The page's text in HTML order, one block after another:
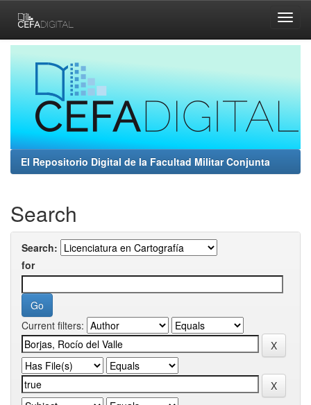
navigation
El Repositorio Digital de la Facultad Militar Conjunta
Search
Search:
for
Current filters: